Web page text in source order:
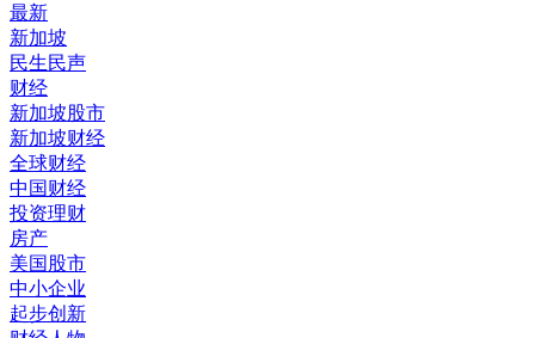
最新
新加坡
民生民声
财经
新加坡股市
新加坡财经
全球财经
中国财经
投资理财
房产
美国股市
中小企业
起步创新